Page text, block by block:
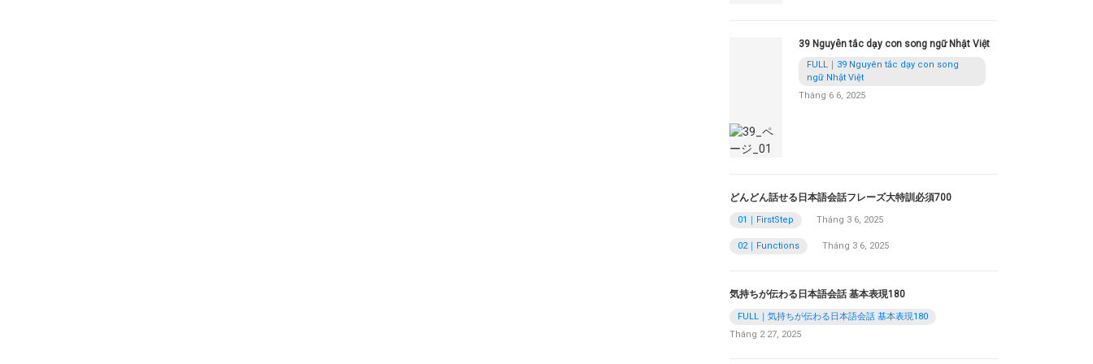
39 Nguyên tắc dạy con song ngữ Nhật Việt
FULL｜39 Nguyên tắc dạy con song
ngữ Nhật Việt
Tháng 6 6, 2025
どんどん話せる日本語会話フレーズ大特訓必須700
01｜FirstStep Tháng 3 6, 2025
02｜Functions Tháng 3 6, 2025
気持ちが伝わる日本語会話 基本表現180
FULL｜気持ちが伝わる日本語会話 基本表現180
Tháng 2 27, 2025